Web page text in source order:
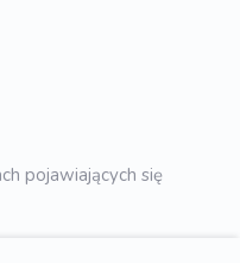
pojawiających się